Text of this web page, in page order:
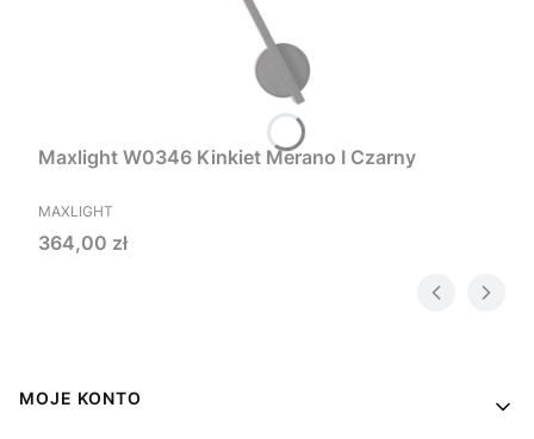
Maxlight W0346 Kinkiet Merano I Czarny
PRODUCENT
MAXLIGHT
Cena
364,00 zł
Linki w stopce
MOJE KONTO